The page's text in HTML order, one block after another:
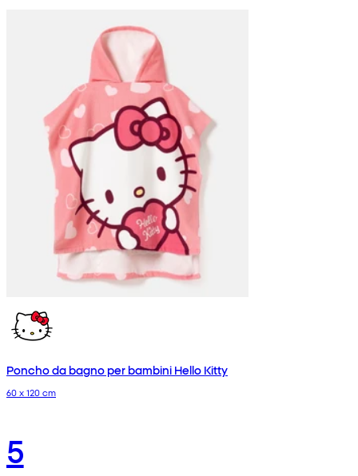
Poncho da bagno per bambini Hello Kitty
60 x 120 cm
5